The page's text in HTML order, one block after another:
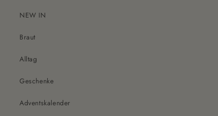
NEW IN
Braut
Alltag
Geschenke
Adventskalender